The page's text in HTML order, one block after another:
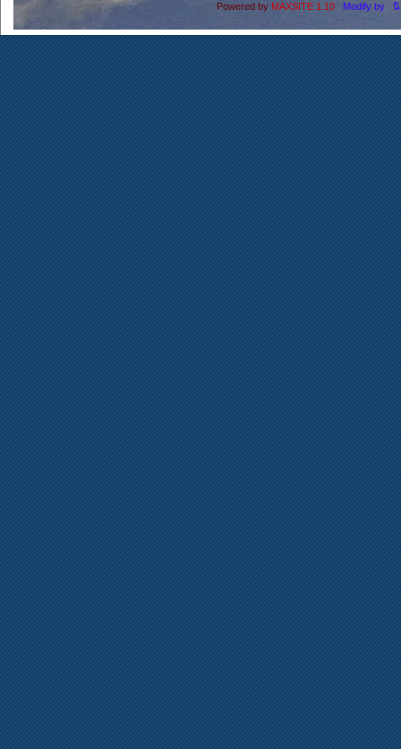
Powered by MAXSITE 1.10 Modify by